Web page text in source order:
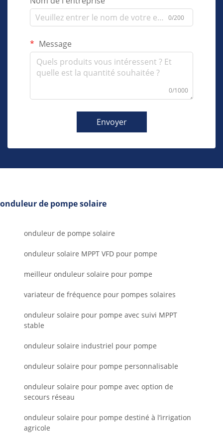
0/200
Message
0/1000
Envoyer
onduleur de pompe solaire
onduleur de pompe solaire
onduleur solaire MPPT VFD pour pompe
meilleur onduleur solaire pour pompe
variateur de fréquence pour pompes solaires
onduleur solaire pour pompe avec suivi MPPT
stable
onduleur solaire industriel pour pompe
onduleur solaire pour pompe personnalisable
onduleur solaire pour pompe avec option de
secours réseau
onduleur solaire pour pompe destiné à l’irrigation
agricole